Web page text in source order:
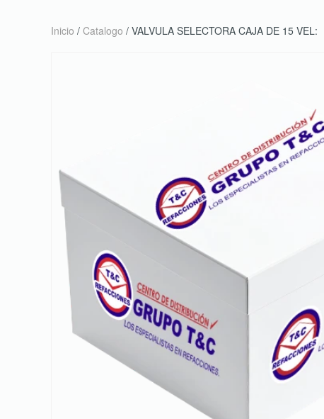
Inicio / Catalogo / VALVULA SELECTORA CAJA DE 15 VEL: